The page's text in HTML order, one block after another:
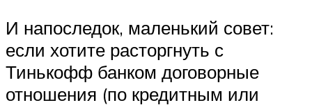
И напоследок, маленький совет:
если хотите расторгнуть с
Тинькофф банком договорные
отношения (по кредитным или